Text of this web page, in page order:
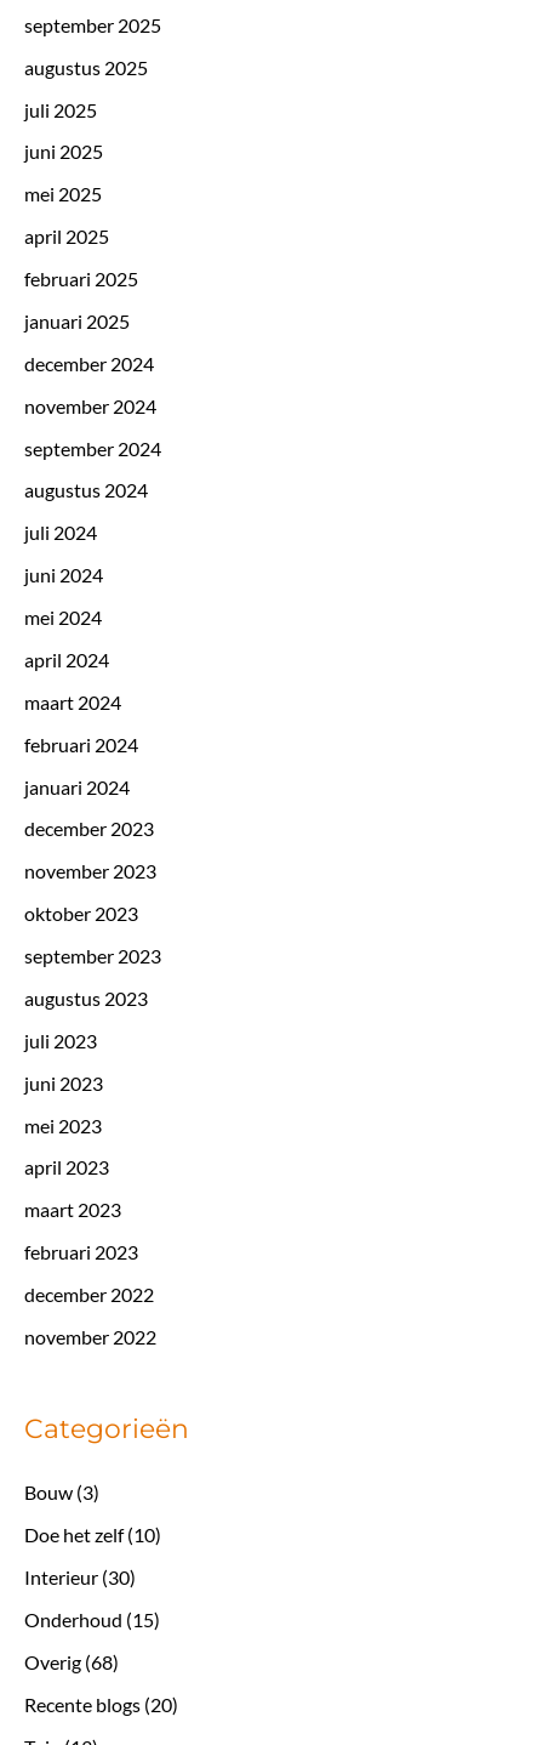
september 2025
augustus 2025
juli 2025
juni 2025
mei 2025
april 2025
februari 2025
januari 2025
december 2024
november 2024
september 2024
augustus 2024
juli 2024
juni 2024
mei 2024
april 2024
maart 2024
februari 2024
januari 2024
december 2023
november 2023
oktober 2023
september 2023
augustus 2023
juli 2023
juni 2023
mei 2023
april 2023
maart 2023
februari 2023
december 2022
november 2022
Categorieën
Bouw (3)
Doe het zelf(10)
Interieur (30)
Onderhoud (15)
Overig (68)
Recente blogs (20)